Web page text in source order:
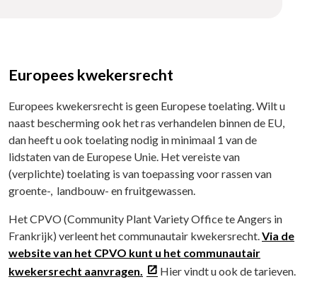
Europees kwekersrecht
Europees kwekersrecht is geen Europese toelating. Wilt u
naast bescherming ook het ras verhandelen binnen de EU,
dan heeft u ook toelating nodig in minimaal 1 van de
lidstaten van de Europese Unie. Het vereiste van
(verplichte) toelating is van toepassing voor rassen van
groente-, landbouw- en fruitgewassen.
Het CPVO (Community Plant Variety Office te Angers in
Frankrijk) verleent het communautair kwekersrecht.Via de
website van het CPVO kunt u het communautair
kwekersrecht aanvragen.
Hier vindt u ook de tarieven.